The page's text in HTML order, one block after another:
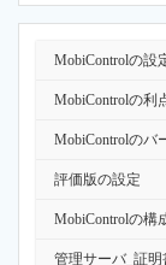
MobiControlの設
MobiControlの利
MobiControlのバ
評価版の設定
MobiControlの構
管理サーバ_証明